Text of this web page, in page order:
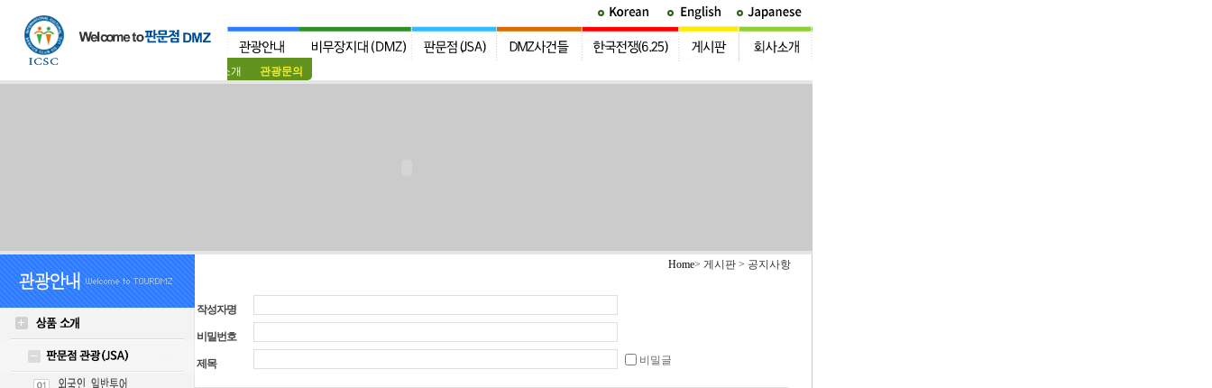
상품소개 관광문의
Home> 게시판 > 공지사항
작성자명
비밀번호
제목 비밀글